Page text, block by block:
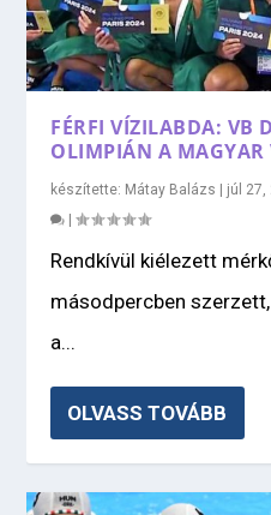
FÉRFI VÍZILABDA: VB
OLIMPIÁN A MAGYAR
készítette: Mátay Balázs | júl 27,
|
Rendkívül kiélezett
másodpercben
a...
OLVASS TOVÁBB